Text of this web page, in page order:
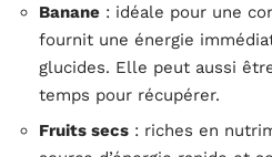
Banane : idéale pour une
fournit une énergie
glucides. Elle peut aussi
temps pour récupérer.
Fruits secs : riches en